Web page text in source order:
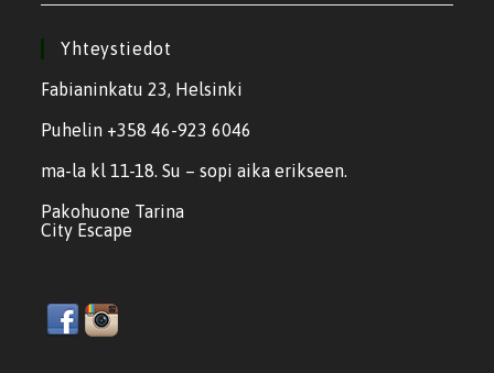
Yhteystiedot
Fabianinkatu 23, Helsinki
Puhelin +358 46-923 6046
ma-la kl 11-18. Su – sopi aika erikseen.
Pakohuone Tarina
City Escape